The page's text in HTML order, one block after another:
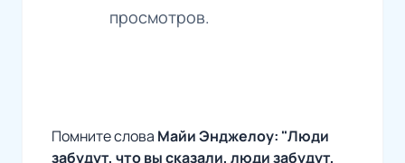
просмотров.
Помните слова Майи Энджелоу: "Люди
забудут, что вы сказали, люди забудут,